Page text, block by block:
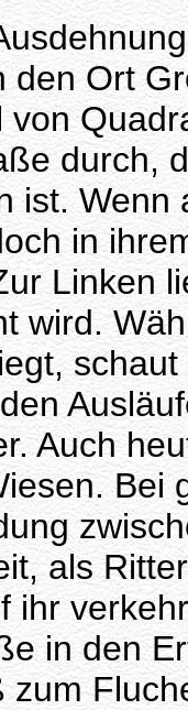
den Ort
durch,
ist.
in
Linken
wird.
Auch
Bei
als
ihr
in den
zum